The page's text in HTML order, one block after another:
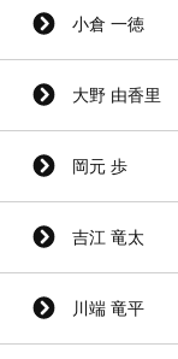
小倉 一徳
大野 由香里
岡元 歩
吉江 竜太
川端 竜平